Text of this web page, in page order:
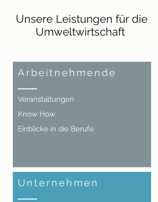
Unsere Leistungen für die
Umweltwirtschaft
Arbeitnehmende
Veranstaltungen
Know How
Einblicke in die Berufe
Unternehmen